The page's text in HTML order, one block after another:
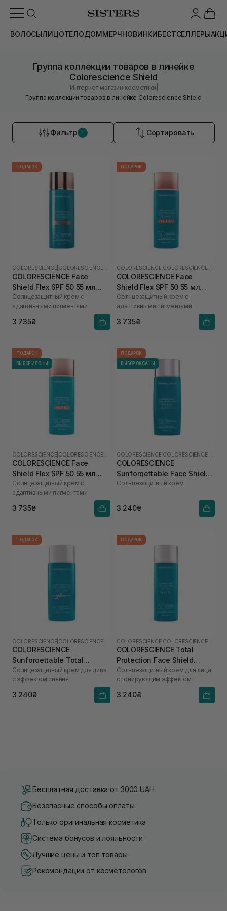
ВОЛОСЫЛИЦОТЕЛОДОММЕРЧНОВИНКИБЕСТСЕЛЛЕРЫ
Группа коллекции товаров в линейке
Colorescience Shield
Интернет магазин косметики
Группа коллекции товаров в линейке Colorescience Shield
Фильтр 1 Сортировать
ПОДАРОК
COLORESCIENCE
COLORESCIENCE Face
Shield Flex SPF 50 55 мл
(Light)
Солнцезащитный крем с
адаптивными пигментами
3 735₴
ПОДАРОК
COLORESCIENCE
COLORESCIENCE Face
Shield Flex SPF 50 55 мл
(Medium)
Солнцезащитный крем с
адаптивными пигментами
3 735₴
ПОДАРОК
ВЫБОР ИЛОНЫ
COLORESCIENCE
COLORESCIENCE Face
Shield Flex SPF 50 55 мл
(Fair)
Солнцезащитный крем с
адаптивными пигментами
3 735₴
ПОДАРОК
ВЫБОР ОКСАНЫ
COLORESCIENCE
COLORESCIENCE
Sunforgettable Face Shield
Classic SPF 50 55 мл
Солнцезащитный крем
3 240₴
ПОДАРОК
COLORESCIENCE
COLORESCIENCE
Sunforgettable Total
Protection Face Shield Glow
SPF 50 55 мл
Солнцезащитный крем для лица
с эффектом сияния
3 240₴
ПОДАРОК
COLORESCIENCE
COLORESCIENCE Total
Protection Face Shield
Matte SPF 50 55 мл
Солнцезащитный крем для лица
с тонирующим эффектом
3 240₴
Бесплатная доставка от 3000 UAH
Безопасные способы оплаты
Только оригинальная косметика
Система бонусов и лояльности
Лучшие цены и топ товары
Рекомендации от косметологов